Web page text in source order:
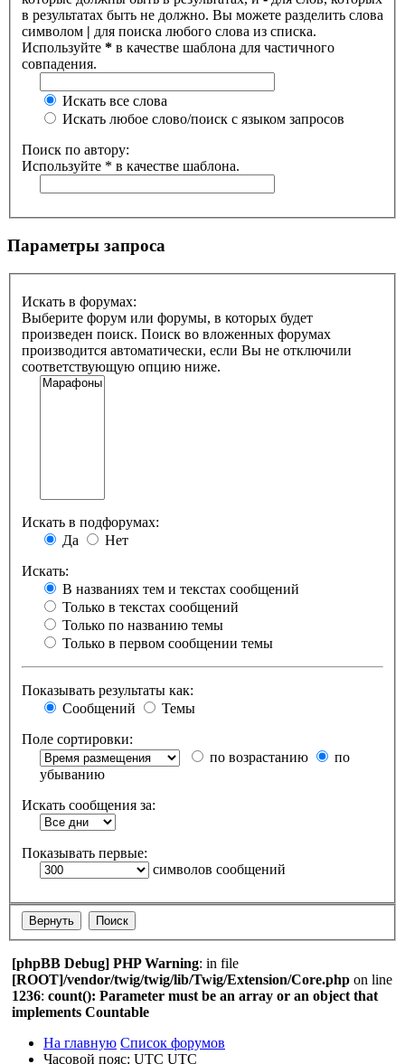
в результатах быть не должно. Вы можете разделить слова
символом | для поиска любого слова из списка.
Используйте * в качестве шаблона для частичного
совпадения.
Искать все слова
Искать любое слово/поиск с языком запросов
Поиск по автору:
Используйте * в качестве шаблона.
Параметры запроса
Искать в форумах:
Выберите форум или форумы, в которых будет
произведен поиск. Поиск во вложенных форумах
производится автоматически, если Вы не отключили
соответствующую опцию ниже.
Искать в подфорумах:
Да
Нет
Искать:
В названиях тем и текстах сообщений
Только в текстах сообщений
Только по названию темы
Только в первом сообщении темы
Показывать результаты как:
Сообщений
Темы
Поле сортировки:
по возрастанию
по
убыванию
Искать сообщения за:
Показывать первые:
символов сообщений
[phpBB Debug] PHP Warning: in file
[ROOT]/vendor/twig/twig/lib/Twig/Extension/Core.php on line
1236: count(): Parameter must be an array or an object that
implements Countable
На главную Список форумов
Часовой пояс: UTC UTC